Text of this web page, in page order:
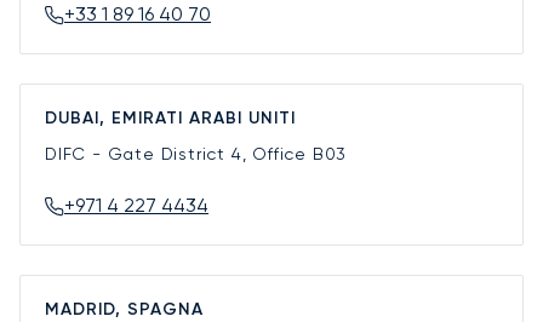
+33 1 89 16 40 70
DUBAI, EMIRATI ARABI UNITI
DIFC - Gate District 4, Office B03
+971 4 227 4434
MADRID, SPAGNA